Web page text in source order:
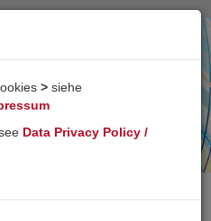
Toggle
> siehe
Data Privacy Policy /